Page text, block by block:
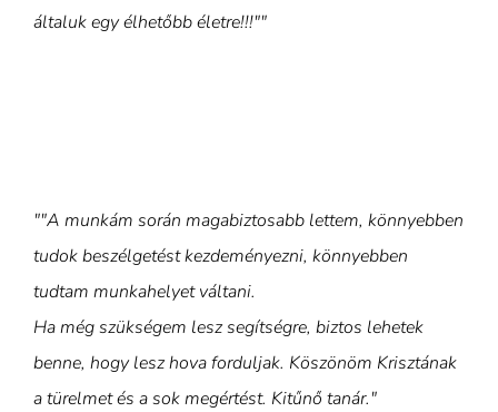
általuk egy élhetőbb életre!!!""
""A munkám során magabiztosabb lettem, könnyebben
tudok beszélgetést kezdeményezni, könnyebben
tudtam munkahelyet váltani.
Ha még szükségem lesz segítségre, biztos lehetek
benne, hogy lesz hova forduljak. Köszönöm Krisztának
a türelmet és a sok megértést. Kitűnő tanár."